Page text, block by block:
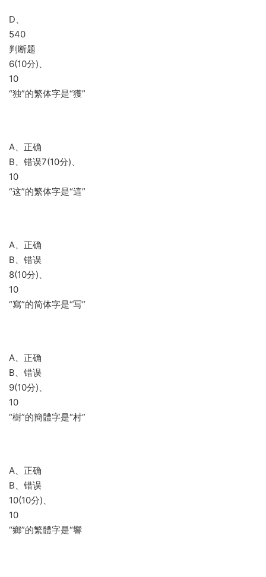
D、
540
判断题
6(10分)、
10
“独”的繁体字是“獲”
A、正确
B、错误7(10分)、
10
“这”的繁体字是“這”
A、正确
B、错误
8(10分)、
10
“寫”的简体字是“写”
A、正确
B、错误
9(10分)、
10
“樹”的簡體字是“村”
A、正确
B、错误
10(10分)、
10
“鄉”的繁體字是“響